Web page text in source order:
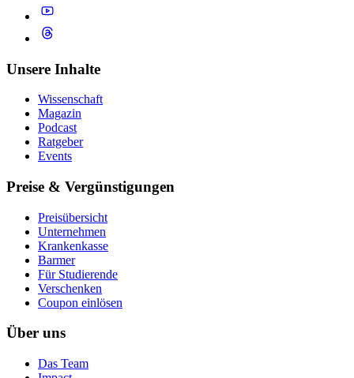
Unsere Inhalte
Wissenschaft
Magazin
Podcast
Ratgeber
Events
Preise & Vergünstigungen
Preisübersicht
Unternehmen
Krankenkasse
Barmer
Für Studierende
Ver­schen­ken
Coupon einlösen
Über uns
Das Team